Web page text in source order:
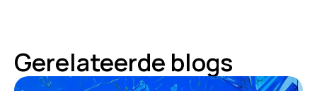
Gerelateerde blogs